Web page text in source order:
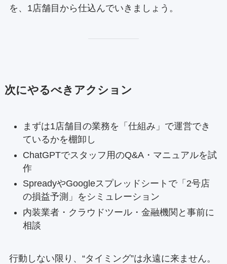
を、1店舗目から仕込んでいきましょう。
次にやるべきアクション
まずは1店舗目の業務を「仕組み」で運営でき
ているかを棚卸し
ChatGPTでスタッフ用のQ&A・マニュアルを試
作
SpreadyやGoogleスプレッドシートで「2号店
の損益予測」をシミュレーション
内装業者・クラウドツール・金融機関と事前に
相談
行動しない限り、“タイミング”は永遠に来ません。